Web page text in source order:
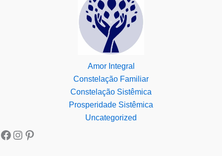
Amor Integral
Constelação Familiar
Constelação Sistêmica
Prosperidade Sistêmica
Uncategorized